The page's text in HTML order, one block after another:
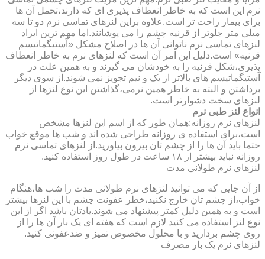
نرم این است که به خاطر انعطاف پذیری ای که دارند،تحمل آن ها
برای بیمار راحت تر است.علاوه براین لنزهای تماسی نرم دو تا سه
میلی متر جلوتر از قرنیه چشم را می پوشانند.اما مهم ترین ایراد
لنزهای تماسی نرم ناتوانی آن ها در اصلاح مشکل «آستیگماتیسم
قرنیه» است.دلیل این امر آن است که لنزهای نرم به خاطر انعطاف
پذیری،شکل قرنیه را به خودشان می گیرند و به همین علت در
آستیگماتیسم های بالاتر از یک و نیم تجویز نمی شوند.از سوی دیگر
برداشتن و البته به خاطر همین نرمی،گذاشتن این نوع لنزها از
لنزهای سخت دشوارتر است.
انواع لنز طبی نرم
لنزهای نرم روزانه:همان طور که از اسم این لنزها مشخص
است،برای استفاده ی روزانه طراحی شده اند و شب ها موقع خواب
حتما باید آن ها را از چشم تان بیرون بیاورید.از لنزهای تماسی نرم
روزانه نباید بیشتر از ۱۸ ساعت در طول روز استفاده کنید.
لنزهای نرم طولانی مدت
از آن جایی که می توانید لنزهای نرم طولانی مدت را شب ها،هنگام
خواب،از چشم تان خارج نکنید،خطر عفونت چشم با این لنزها بیشتر
است و به همین دلیل کمتر پیشنهاد می شوند.یادتان باشد اگر از این
نوع لنز استفاده می کنید لازم است که هفته ای یک بار آن ها را از
روی چشم بردارید و با محلول مخصوص تمیز و ضدعفونی کنید.
لنزهای نرم یک بار مصرف